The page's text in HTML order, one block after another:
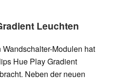
Leuchten
Modulen hat
Hue Play Gradient
Neben der neuen